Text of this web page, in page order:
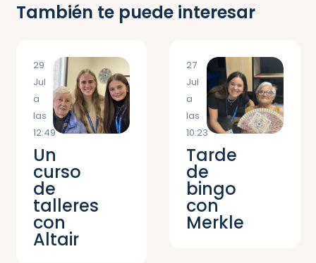
También te puede interesar
29
Jul
a
las
12:49
Un
curso
de
talleres
con
Altair
27
Jul
a
las
10:23
Tarde
de
bingo
con
Merkle